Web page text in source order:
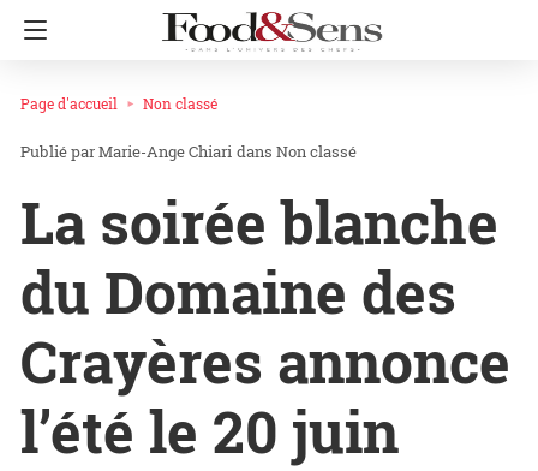
Page d'accueil Non classé
Marie-Ange Chiari dans Non classé
La soirée blanche
du Domaine des
Crayères annonce
l’été le 20 juin